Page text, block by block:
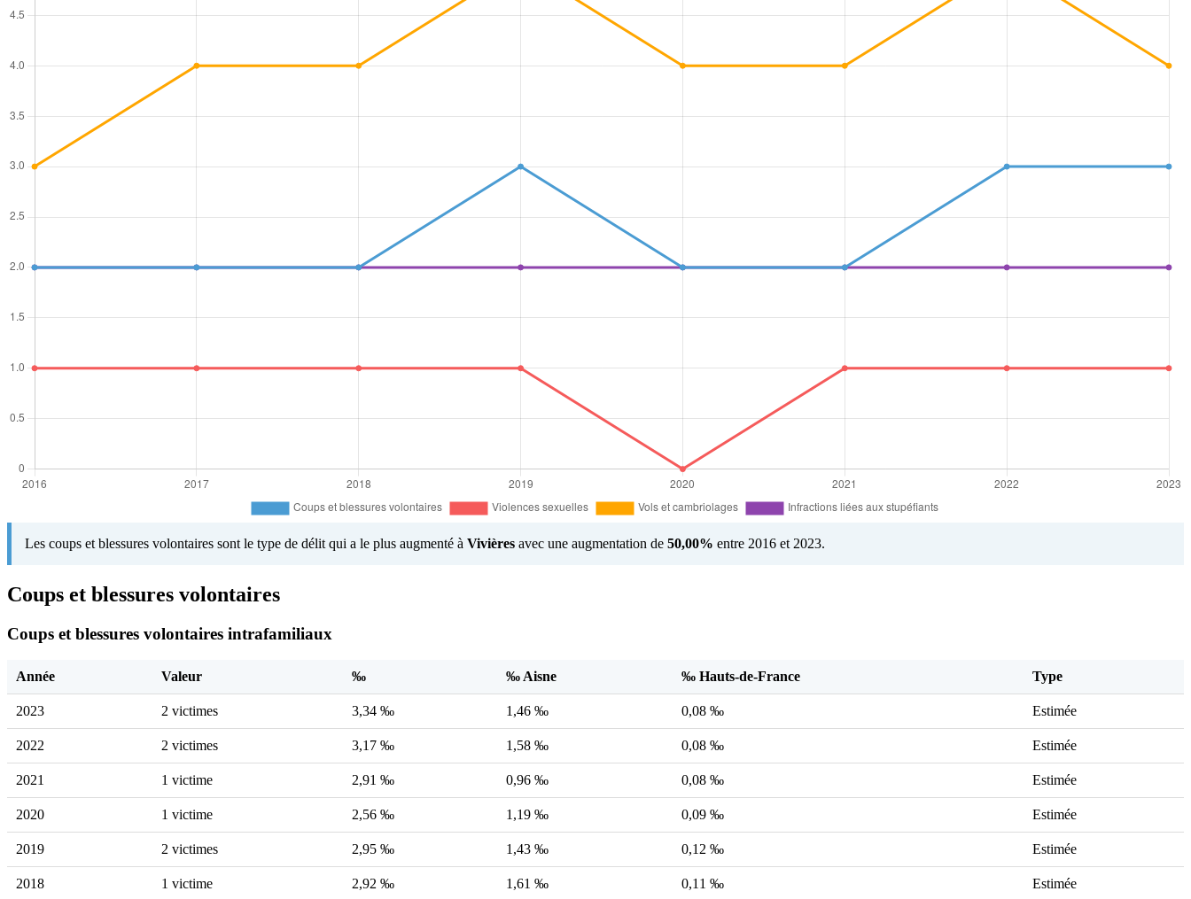
Les coups et blessures volontaires sont le type de délit qui a le plus augmenté à Vivières avec une augmentation de 50,00% entre 2016 et 2023.
Coups et blessures volontaires
Coups et blessures volontaires intrafamiliaux
Année Valeur ‰ ‰ Aisne ‰ Hauts-de-France Type
2023 2 victimes 3,34 ‰ 1,46 ‰ 0,08 ‰ Estimée
2022 2 victimes 3,17 ‰ 1,58 ‰ 0,08 ‰ Estimée
2021 1 victime 2,91 ‰ 0,96 ‰ 0,08 ‰ Estimée
2020 1 victime 2,56 ‰ 1,19 ‰ 0,09 ‰ Estimée
2019 2 victimes 2,95 ‰ 1,43 ‰ 0,12 ‰ Estimée
2018 1 victime 2,92 ‰ 1,61 ‰ 0,11 ‰ Estimée